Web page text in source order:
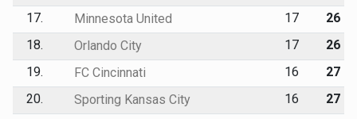
17.
Minnesota United 17
26
18.
Orlando City 17
26
19.
FC Cincinnati 16
27
20.
Sporting Kansas City 16
27